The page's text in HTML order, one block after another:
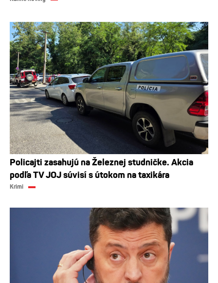
Policajti zasahujú na Železnej studničke. Akcia
podľa TV JOJ súvisí s útokom na taxikára
Krimi